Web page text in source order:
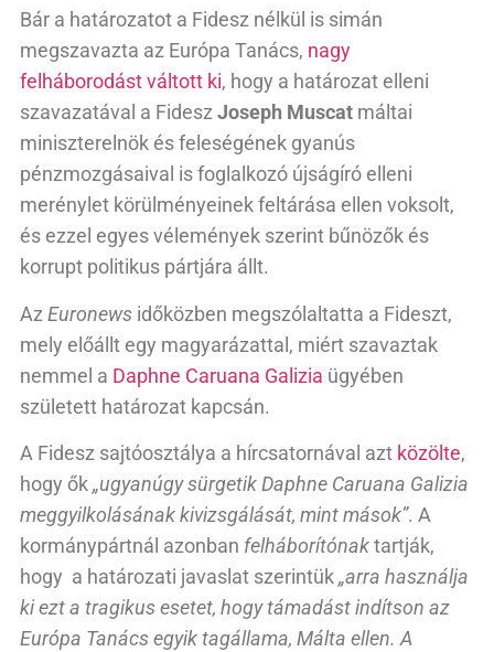
Bár a határozatot a Fidesz nélkül is simán
megszavazta az Európa Tanács, nagy
felháborodást váltott ki, hogy a határozat elleni
szavazatával a FideszJoseph Muscat máltai
miniszterelnök és feleségének gyanús
pénzmozgásaival is foglalkozó újságíró elleni
merénylet körülményeinek feltárása ellen voksolt,
és ezzel egyes vélemények szerint bűnözők és
korrupt politikus pártjára állt.
Az Euronews időközben megszólaltatta a Fideszt,
mely előállt egy magyarázattal, miért szavaztak
nemmel a Daphne Caruana Galizia ügyében
született határozat kapcsán.
A Fidesz sajtóosztálya a hírcsatornával azt közölte,
hogy ők„ugyanúgy sürgetik Daphne Caruana Galizia
meggyilkolásának kivizsgálását, mint mások”. A
kormánypártnál azonban felháborítónaktartják,
hogy a határozati javaslat szerintük„arra használja
ki ezt a tragikus esetet, hogy támadást indítson az
Európa Tanács egyik tagállama, Málta ellen. A